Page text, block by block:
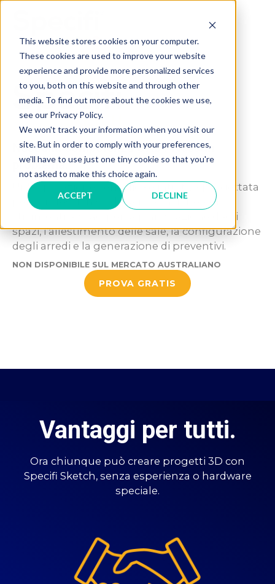
This website stores cookies on your computer.
These cookies are used to improve your website
experience and provide more personalized services
to you, both on this website and through other
media. To find out more about the cookies we use,
see our Privacy Policy.
We won't track your information when you visit our
site. But in order to comply with your preferences,
we'll have to use just one tiny cookie so that you're
not asked to make this choice again.
ACCEPT DECLINE
content
Nessuna competenza CAD? Nessun
problema.
Un'applicazione semplice e intuitiva progettata
per i professionisti della ristorazione, con
strumenti efficaci per la pianificazione degli
spazi, l'allestimento delle sale, la configurazione
degli arredi e la generazione di preventivi.
NON DISPONIBILE SUL MERCATO AUSTRALIANO
PROVA GRATIS
Vantaggi per tutti.
Ora chiunque può creare progetti 3D con
Specifi Sketch, senza esperienza o hardware
speciale.